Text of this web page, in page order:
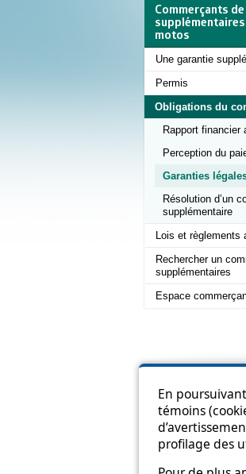
En
témoins
profilage des
Commerçants
motos
Une garantie
Permis
Obligations du
Rapport financier
Perception du
Garanties
Résolution d’un
supplémentaire
Lois et règlements
Rechercher un
supplémentaires
Espace